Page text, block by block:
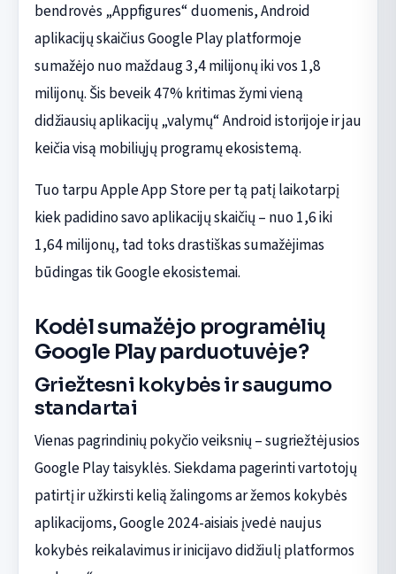
bendrovės „Appfigures“ duomenis, Android
aplikacijų skaičius Google Play platformoje
sumažėjo nuo maždaug 3,4 milijonų iki vos 1,8
milijonų. Šis beveik 47% kritimas žymi vieną
didžiausių aplikacijų „valymų“ Android istorijoje ir jau
keičia visą mobiliųjų programų ekosistemą.
Tuo tarpu Apple App Store per tą patį laikotarpį
kiek padidino savo aplikacijų skaičių – nuo 1,6 iki
1,64 milijonų, tad toks drastiškas sumažėjimas
būdingas tik Google ekosistemai.
Kodėl sumažėjo programėlių
Google Play parduotuvėje?
Griežtesni kokybės ir saugumo
standartai
Vienas pagrindinių pokyčio veiksnių – sugriežtėjusios
Google Play taisyklės. Siekdama pagerinti vartotojų
patirtį ir užkirsti kelią žalingoms ar žemos kokybės
aplikacijoms, Google 2024-aisiais įvedė naujus
kokybės reikalavimus ir inicijavo didžiulį platformos